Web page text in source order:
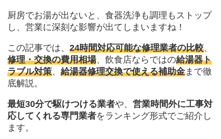
厨房でお湯が出ないと、食器洗浄も調理もストップ
し、営業に深刻な影響が出てしまいますね！
この記事では、 24時間対応可能な修理業者の比較、
修理・交換の費用相場、飲食店ならではの給湯器ト
ラブル対策、 給湯器修理交換で使える補助金まで徹
底解説。
最短30分で駆けつける業者や、 営業時間外に工事対
応してくれる専門業者をランキング形式でご紹介し
ます。